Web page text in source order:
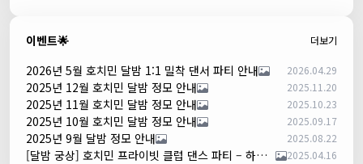
이벤트🌟 더보기
2026년 5월 호치민 달밤 1:1 밀착 댄서 파티 안내 2026.04.29
2025년 12월 호치민 달밤 정모 안내 2025.11.20
2025년 11월 호치민 달밤 정모 안내 2025.10.23
2025년 10월 호치민 달밤 정모 안내 2025.09.17
2025년 9월 달밤 정모 안내 2025.08.22
[달밤 궁상] 호치민 프라이빗 클럽 댄스 파티 – 하루 한 팀만! 2025.04.16